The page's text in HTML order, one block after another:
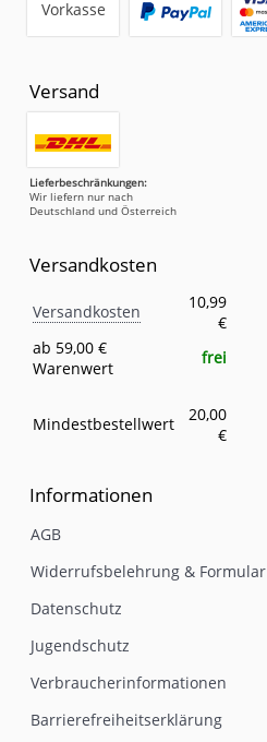
Vorkasse
Versand
Lieferbeschränkungen:
Wir liefern nur nach
Deutschland und Österreich
Versandkosten
Eigenschaft
Versandkosten
10,99
€
ab 59,00 €
Warenwert
frei
Mindestbestellwert
20,00
€
Informationen
AGB
Widerrufsbelehrung & Formular
Datenschutz
Jugendschutz
Verbraucherinformationen
Barrierefreiheitserklärung